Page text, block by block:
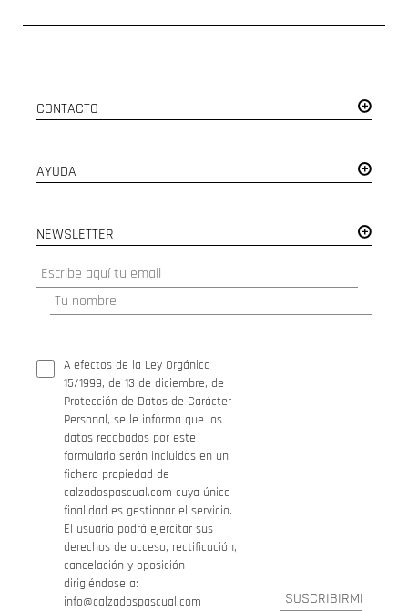
CONTACTO
AYUDA
NEWSLETTER
A efectos de la Ley Orgánica
15/1999, de 13 de diciembre, de
Protección de Datos de Carácter
Personal, se le informa que los
datos recabados por este
formulario serán incluidos en un
fichero propiedad de
calzadospascual.com cuya única
finalidad es gestionar el servicio.
El usuario podrá ejercitar sus
derechos de acceso, rectificación,
cancelación y oposición
dirigiéndose a:
info@calzadospascual.com